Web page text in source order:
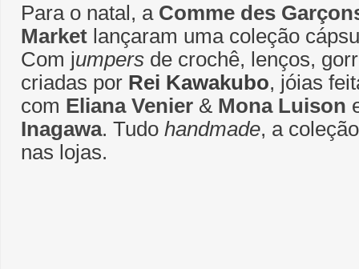
Para o natal, a Comme des
Market lançaram uma coleção
Com jumpers de crochê, lenços,
criadas por Rei Kawakubo, jóias
com Eliana Venier & Mona Luison
Inagawa. Tudo handmade, a
nas lojas.